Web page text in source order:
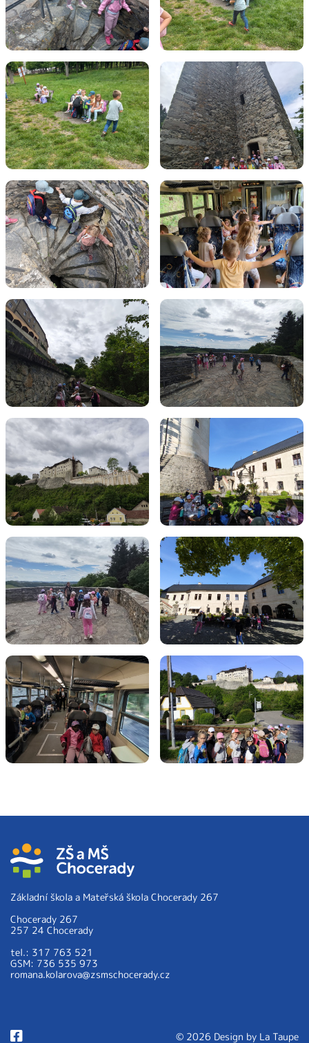
Základní škola a Mateřská škola Chocerady 267
Chocerady 267
257 24 Chocerady
tel.: 317 763 521
GSM: 736 535 973
romana.kolarova@zsmschocerady.cz
© 2026 Design by La Taupe